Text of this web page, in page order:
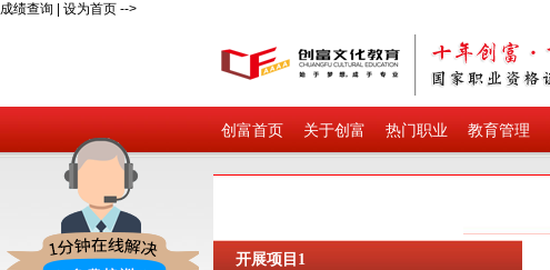
成绩查询 设为首页 -->
创富首页 关于创富 热门职业 教育管理
开展项目1